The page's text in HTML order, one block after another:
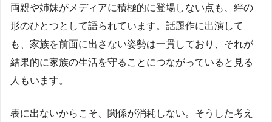
両親や姉妹がメディアに積極的に登場しない点も、絆の
形のひとつとして語られています。話題作に出演して
も、家族を前面に出さない姿勢は一貫しており、それが
結果的に家族の生活を守ることにつながっていると見る
人もいます。
表に出ないからこそ、関係が消耗しない。そうした考え